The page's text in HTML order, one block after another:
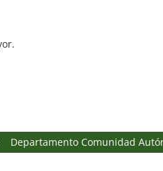
Departamento Comunidad